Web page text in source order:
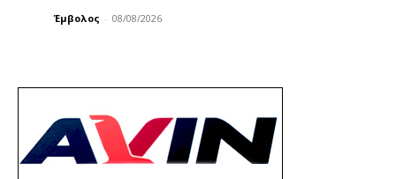
Έμβολος - 08/08/2026